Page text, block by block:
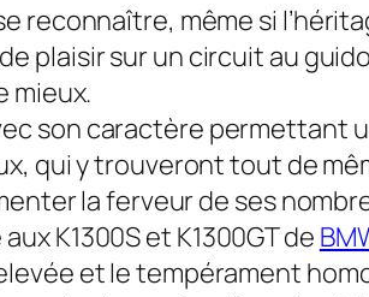
reconnaître, même si
plaisir sur un circuit au
mieux.
son caractère permettant
qui y trouveront tout de
la ferveur de ses
K1300S et K1300GT de
et le tempérament